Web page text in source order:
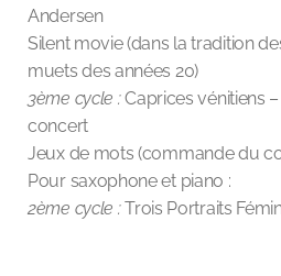
Andersen
Silent movie (dans la tradition
muets des années 20)
3ème cycle :Caprices vénitiens
concert
Jeux de mots (commande du
Pour saxophone et piano :
2ème cycle :Trois Portraits